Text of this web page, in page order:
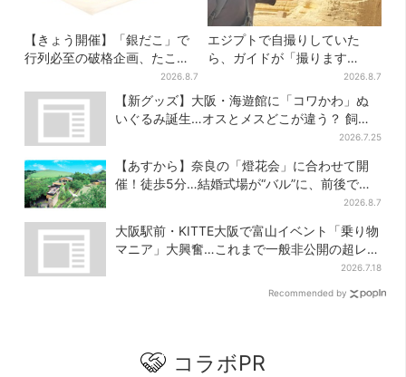
【きょう開催】「銀だこ」で
行列必至の破格企画、たこ焼
き1舟が88円に「今年こそ…」
2026.8.7
エジプトで自撮りしていた
ら、ガイドが「撮ります
よ！」→ノリノリでポーズを
取っていたら…… 海外旅行
でのトラブル防止策を
2026.8.7
【新グッズ】大阪・海遊館に「コワかわ」ぬ
いぐるみ誕生…オスとメスどこが違う？ 飼育
2026.7.25
【あすから】奈良の「燈花会」に合わせて開
催！徒歩5分…結婚式場が“バル”に、前後で食
2026.8.7
大阪駅前・KITTE大阪で富山イベント「乗り物
マニア」大興奮…これまで一般非公開の超レア
2026.7.18
Recommended by
コラボPR